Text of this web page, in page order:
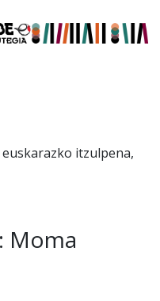
-
euskarazko itzulpena,
Moma